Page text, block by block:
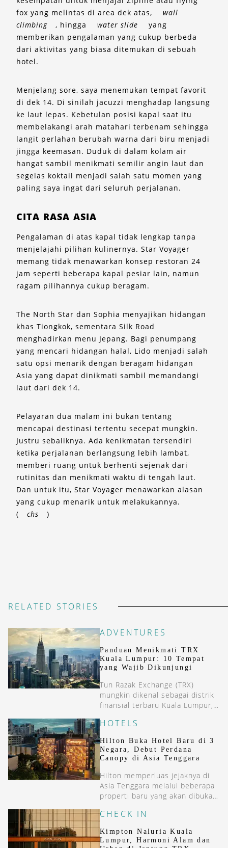
fox yang melintas di area dek atas,
wall
climbing
, hingga water slide
yang
memberikan pengalaman yang cukup berbeda
dari aktivitas yang biasa ditemukan di sebuah
hotel.
Menjelang sore, saya menemukan tempat favorit
di dek 14. Di sinilah jacuzzi menghadap langsung
ke laut lepas. Kebetulan posisi kapal saat itu
membelakangi arah matahari terbenam sehingga
langit perlahan berubah warna dari biru menjadi
jingga keemasan. Duduk di dalam kolam air
hangat sambil menikmati semilir angin laut dan
segelas koktail menjadi salah satu momen yang
paling saya ingat dari seluruh perjalanan.
CITA RASA ASIA
Pengalaman di atas kapal tidak lengkap tanpa
menjelajahi pilihan kulinernya. Star Voyager
memang tidak menawarkan konsep restoran 24
jam seperti beberapa kapal pesiar lain, namun
ragam pilihannya cukup beragam.
The North Star dan Sophia menyajikan hidangan
khas Tiongkok, sementara Silk Road
menghadirkan menu Jepang. Bagi penumpang
yang mencari hidangan halal, Lido menjadi salah
satu opsi menarik dengan beragam hidangan
Asia yang dapat dinikmati sambil memandangi
laut dari dek 14.
Pelayaran dua malam ini bukan tentang
mencapai destinasi tertentu secepat mungkin.
Justru sebaliknya. Ada kenikmatan tersendiri
ketika perjalanan berlangsung lebih lambat,
memberi ruang untuk berhenti sejenak dari
rutinitas dan menikmati waktu di tengah laut.
Dan untuk itu, Star Voyager menawarkan alasan
yang cukup menarik untuk melakukannya.
(
chs )
RELATED STORIES
ADVENTURES
Panduan Menikmati TRX
Kuala Lumpur: 10 Tempat
yang Wajib Dikunjungi
Tun Razak Exchange (TRX)
mungkin dikenal sebagai distrik
finansial terbaru Kuala Lumpur,
menjelma menjadi destinasi gaya
dari sekadar gedung pencakar
langit. Di balik lanskap urban
menemukan hotel berdesain
menarik, restoran dengan
konsep inovatif, ruang hijau yang
untuk berbelanja, bersantai, dan
[&hellip;]
HOTELS
Hilton Buka Hotel Baru di 3
Negara, Debut Perdana
Canopy di Asia Tenggara
Hilton memperluas jejaknya di
Asia Tenggara melalui beberapa
properti baru yang akan dibuka
CHECK IN
Kimpton Naluria Kuala
Lumpur, Harmoni Alam dan